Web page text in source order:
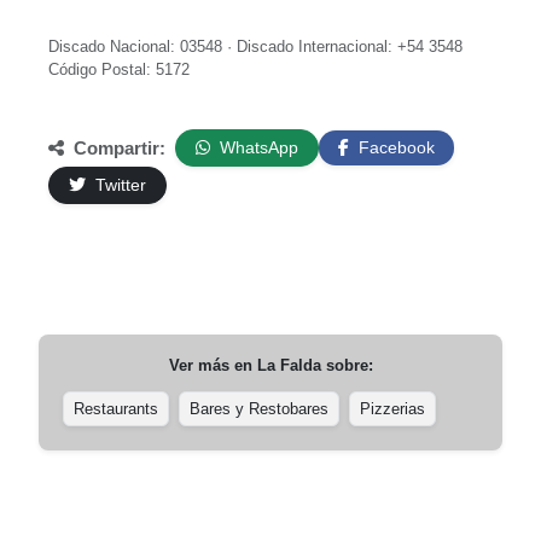
Discado Nacional: 03548 · Discado Internacional: +54 3548
Código Postal: 5172
Compartir: WhatsApp
Facebook
Twitter
Ver más en La Faldasobre:
Restaurants Bares y Restobares Pizzerias